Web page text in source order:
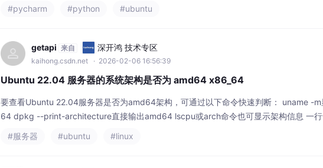
#pycharm #python #ubuntu
getapi 来自 深开鸿 技术专区
kaihong.csdn.net · 2026-02-06 16:56:39
Ubuntu 22.04 服务器的系统架构是否为 amd64 x86_64
要查看Ubuntu 22.04服务器是否为amd64架构，可通过以下命令快速判断： uname -
64 dpkg --print-architecture直接输出amd64 lscpu或arch命令也可显示架构信息 一
#服务器 #ubuntu #linux